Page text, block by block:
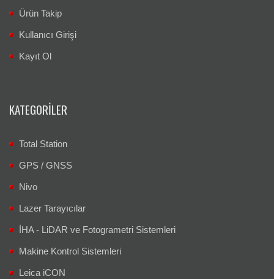
Ürün Takip
Kullanıcı Girişi
Kayıt Ol
KATEGORILER
Total Station
GPS / GNSS
Nivo
Lazer Tarayıcılar
İHA - LiDAR ve Fotogrametri Sistemleri
Makine Kontrol Sistemleri
Leica iCON